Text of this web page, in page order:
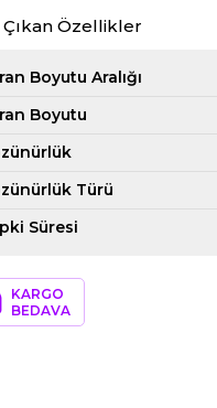
Özellikler
Boyutu Aralığı
Boyutu
Türü
Süresi
KARGO
BEDAVA